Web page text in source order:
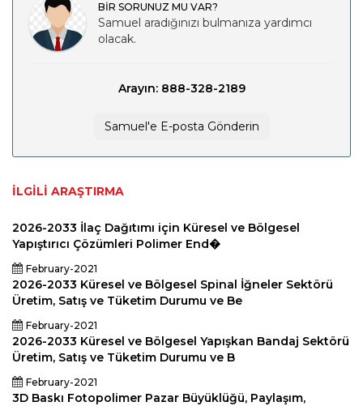
BİR SORUNUZ MU VAR?
Samuel aradığınızı bulmanıza yardımcı
olacak.
Arayın: 888-328-2189
Samuel'e E-posta Gönderin
İLGILI ARAŞTIRMA
2026-2033 İlaç Dağıtımı için Küresel ve Bölgesel
Yapıştırıcı Çözümleri Polimer End�
February-2021
2026-2033 Küresel ve Bölgesel Spinal İğneler Sektörü
Üretim, Satış ve Tüketim Durumu ve Be
February-2021
2026-2033 Küresel ve Bölgesel Yapışkan Bandaj Sektörü
Üretim, Satış ve Tüketim Durumu ve B
February-2021
3D Baskı Fotopolimer Pazar Büyüklüğü, Paylaşım,